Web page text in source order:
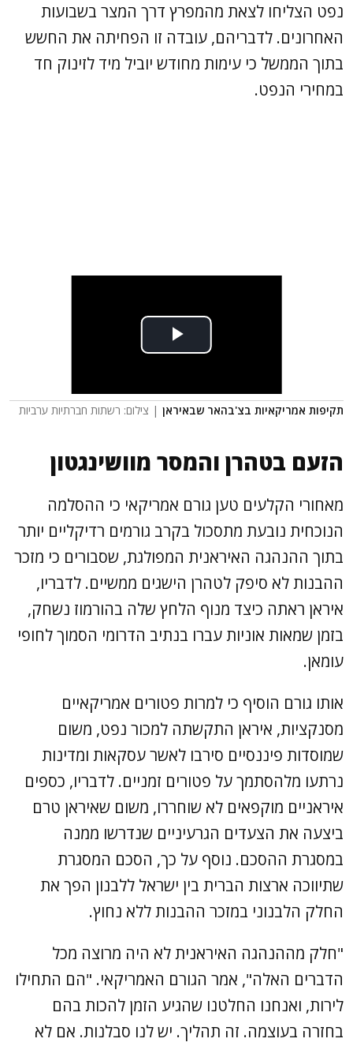
נפט הצליחו לצאת מהמפרץ דרך המצר בשבועות
האחרונים. לדבריהם, עובדה זו הפחיתה את החשש
בתוך הממשל כי עימות מחודש יוביל מיד לזינוק חד
במחירי הנפט.
תקיפות אמריקאיות בצ'בהאר שבאיראן | צילום: רשתות חברתיות ערביות
הזעם בטהרן והמסר מוושינגטון
מאחורי הקלעים טען גורם אמריקאי כי ההסלמה
הנוכחית נובעת מתסכול בקרב גורמים רדיקליים יותר
בתוך ההנהגה האיראנית המפולגת, שסבורים כי מזכר
ההבנות לא סיפק לטהרן הישגים ממשיים. לדבריו,
איראן ראתה כיצד מנוף הלחץ שלה בהורמוז נשחק,
בזמן שמאות אוניות עברו בנתיב הדרומי הסמוך לחופי
עומאן.
אותו גורם הוסיף כי למרות פטורים אמריקאיים
מסנקציות, איראן התקשתה למכור נפט, משום
שמוסדות פיננסיים סירבו לאשר עסקאות ומדינות
נרתעו מלהסתמך על פטורים זמניים. לדבריו, כספים
איראניים מוקפאים לא שוחררו, משום שאיראן טרם
ביצעה את הצעדים הגרעיניים שנדרשו ממנה
במסגרת ההסכם. נוסף על כך, הסכם המסגרת
שתיווכה ארצות הברית בין ישראל ללבנון הפך את
החלק הלבנוני במזכר ההבנות ללא נחוץ.
"חלק מההנהגה האיראנית לא היה מרוצה מכל
הדברים האלה", אמר הגורם האמריקאי. "הם התחילו
לירות, ואנחנו החלטנו שהגיע הזמן להכות בהם
בחזרה בעוצמה. זה תהליך. יש לנו סבלנות. אם לא